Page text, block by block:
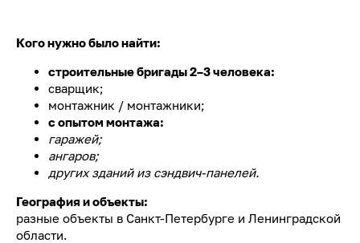
Кого нужно было найти:
строительные бригады 2–3 человека:
сварщик;
монтажник / монтажники;
с опытом монтажа:
гаражей;
ангаров;
других зданий из сэндвич-панелей.
География и объекты:
разные объекты в Санкт-Петербурге и Ленинградской
области.